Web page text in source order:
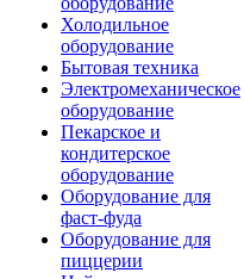
Холодильное
оборудование
Бытовая техника
Электромеханическое
оборудование
Пекарское и
кондитерское
оборудование
Оборудование для
фаст-фуда
Оборудование для
пиццерии